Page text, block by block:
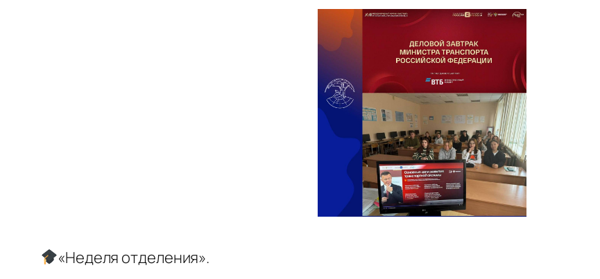
«Неделя отделения».